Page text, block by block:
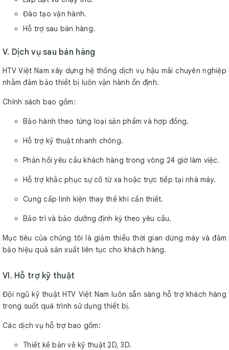
Đào tạo vận hành.
Hỗ trợ sau bán hàng.
V. Dịch vụ sau bán hàng
HTV Việt Nam xây dựng hệ thống dịch vụ hậu mãi chuyên nghiệp
nhằm đảm bảo thiết bị luôn vận hành ổn định.
Chính sách bao gồm:
Bảo hành theo từng loại sản phẩm và hợp đồng.
Hỗ trợ kỹ thuật nhanh chóng.
Phản hồi yêu cầu khách hàng trong vòng 24 giờ làm việc.
Hỗ trợ khắc phục sự cố từ xa hoặc trực tiếp tại nhà máy.
Cung cấp linh kiện thay thế khi cần thiết.
Bảo trì và bảo dưỡng định kỳ theo yêu cầu.
Mục tiêu của chúng tôi là giảm thiểu thời gian dừng máy và đảm
bảo hiệu quả sản xuất liên tục cho khách hàng.
VI. Hỗ trợ kỹ thuật
Đội ngũ kỹ thuật HTV Việt Nam luôn sẵn sàng hỗ trợ khách hàng
trong suốt quá trình sử dụng thiết bị.
Các dịch vụ hỗ trợ bao gồm:
Thiết kế bản vẽ kỹ thuật 2D, 3D.